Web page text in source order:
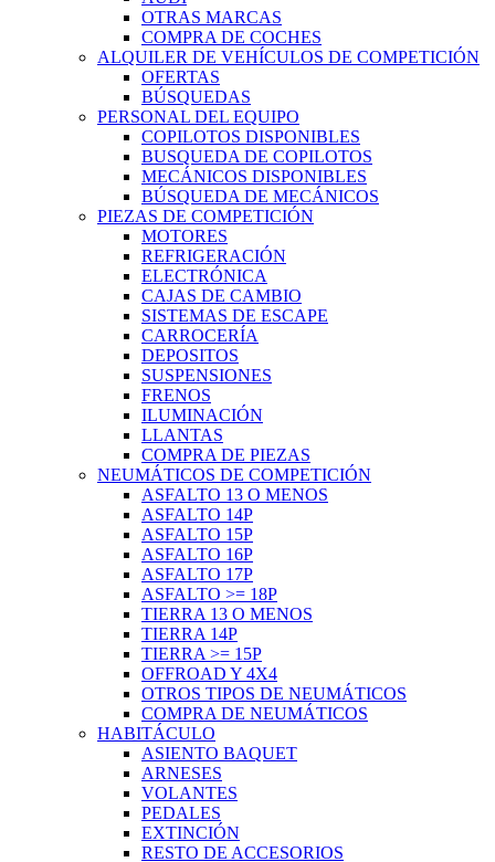
OTRAS MARCAS
COMPRA DE COCHES
ALQUILER DE VEHÍCULOS DE COMPETICIÓN
OFERTAS
BÚSQUEDAS
PERSONAL DEL EQUIPO
COPILOTOS DISPONIBLES
BUSQUEDA DE COPILOTOS
MECÁNICOS DISPONIBLES
BÚSQUEDA DE MECÁNICOS
PIEZAS DE COMPETICIÓN
MOTORES
REFRIGERACIÓN
ELECTRÓNICA
CAJAS DE CAMBIO
SISTEMAS DE ESCAPE
CARROCERÍA
DEPOSITOS
SUSPENSIONES
FRENOS
ILUMINACIÓN
LLANTAS
COMPRA DE PIEZAS
NEUMÁTICOS DE COMPETICIÓN
ASFALTO 13 O MENOS
ASFALTO 14P
ASFALTO 15P
ASFALTO 16P
ASFALTO 17P
ASFALTO >= 18P
TIERRA 13 O MENOS
TIERRA 14P
TIERRA >= 15P
OFFROAD Y 4X4
OTROS TIPOS DE NEUMÁTICOS
COMPRA DE NEUMÁTICOS
HABITÁCULO
ASIENTO BAQUET
ARNESES
VOLANTES
PEDALES
EXTINCIÓN
RESTO DE ACCESORIOS